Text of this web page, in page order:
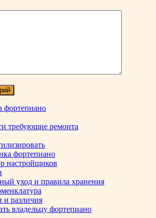
фортепиано
требующие ремонта
фортепиано
настройщиков
уход и правила хранения
различия
владельцу фортепиано